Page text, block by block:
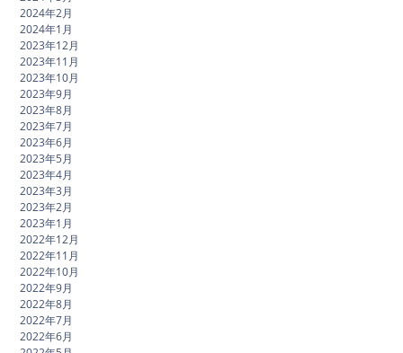
2024年2月
2024年1月
2023年12月
2023年11月
2023年10月
2023年9月
2023年8月
2023年7月
2023年6月
2023年5月
2023年4月
2023年3月
2023年2月
2023年1月
2022年12月
2022年11月
2022年10月
2022年9月
2022年8月
2022年7月
2022年6月